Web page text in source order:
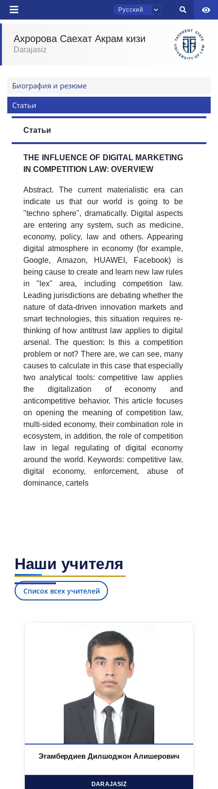
Русский
Ахророва Саехат Акрам кизи
Darajasiz
Биография и резюме
Статьи
Статьи
THE INFLUENCE OF DIGITAL MARKETING
IN COMPETITION LAW: OVERVIEW
Abstract. The current materialistic era can
indicate us that our world is going to be
"techno sphere", dramatically. Digital aspects
are entering any system, such as medicine,
economy, policy, law and others. Appearing
digital atmosphere in economy (for example,
Google, Amazon, HUAWEI, Facebook) is
being cause to create and learn new law rules
in "lex" area, including competition law.
Leading jurisdictions are debating whether the
nature of data-driven innovation markets and
smart technologies, this situation requires re-
thinking of how antitrust law applies to digital
arsenal. The question: Is this a competition
problem or not? There are, we can see, many
causes to calculate in this case that especially
two analytical tools: competitive law applies
the digitalization of economy and
anticompetitive behavior. This article focuses
on opening the meaning of competition law,
multi-sided economy, their combination role in
ecosystem, in addition, the role of competition
law in legal regulating of digital economy
around the world. Keywords: competitive law,
digital economy, enforcement, abuse of
dominance, cartels
Наши учителя
Список всех учителей
Эгамбердиев Дилшоджон Алишерович
DARAJASIZ
Чат приёмной комиссии ТГЮУ
Здравствуйте! Добро пожаловать в чат
приёмной комиссии ТГЮУ.
Оставляйте здесь свои обращения по
вопросам приёма.
конкретные вопросы:
3. Собеседование (бакалавр) (8)
4. Собеседование (магистр) (5)
6. Онлайн-заявки (15)
8. Квота (бакалавриат) (1) 9. Квота (магистратура) (1)
✉️ Написать администратору